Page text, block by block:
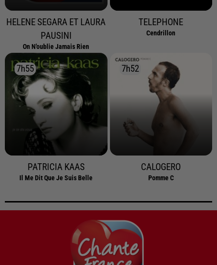
HELENE SEGARA ET LAURA
PAUSINI
On N'oublie Jamais Rien
TELEPHONE
Cendrillon
7h55
7h55
PATRICIA KAAS
Il Me Dit Que Je Suis Belle
7h52
7h52
CALOGERO
Pomme C